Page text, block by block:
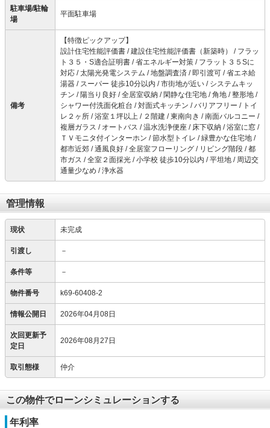
駐車場/駐輪
場
平面駐車場
備考
【特徴ピックアップ】
設計住宅性能評価書 / 建設住宅性能評価書（新築時） / フラッ
ト３５・S適合証明書 / 省エネルギー対策 / フラット３５Sに
対応 / 太陽光発電システム / 地盤調査済 / 即引渡可 / 省エネ給
湯器 / スーパー 徒歩10分以内 / 市街地が近い / システムキッ
チン / 陽当り良好 / 全居室収納 / 閑静な住宅地 / 角地 / 整形地 /
シャワー付洗面化粧台 / 対面式キッチン / バリアフリー / トイ
レ２ヶ所 / 浴室１坪以上 / ２階建 / 東南向き / 南面バルコニー /
複層ガラス / オートバス / 温水洗浄便座 / 床下収納 / 浴室に窓 /
ＴＶモニタ付インターホン / 節水型トイレ / 緑豊かな住宅地 /
都市近郊 / 通風良好 / 全居室フローリング / リビング階段 / 都
市ガス / 全室２面採光 / 小学校 徒歩10分以内 / 平坦地 / 周辺交
通量少なめ / 浄水器
管理情報
現状 未完成
引渡し －
条件等 －
物件番号 k69-60408-2
情報公開日 2026年04月08日
次回更新予
定日
2026年08月27日
取引態様 仲介
この物件でローンシミュレーションする
年利率